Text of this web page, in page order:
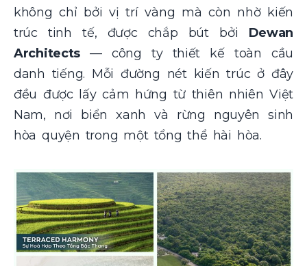
không chỉ bởi vị trí vàng mà còn nhờ kiến
trúc tinh tế, được chắp bút bởi Dewan
Architects — công ty thiết kế toàn cầu
danh tiếng. Mỗi đường nét kiến trúc ở đây
đều được lấy cảm hứng từ thiên nhiên Việt
Nam, nơi biển xanh và rừng nguyên sinh
hòa quyện trong một tổng thể hài hòa.